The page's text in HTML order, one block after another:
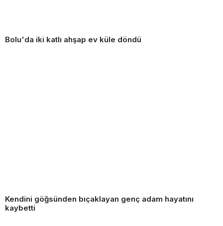
Bolu'da iki katlı ahşap ev küle döndü
Kendini göğsünden bıçaklayan genç adam hayatını
kaybetti